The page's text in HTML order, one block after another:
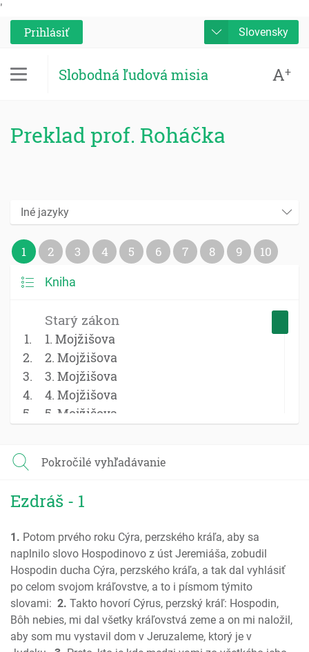
'
Prihlásiť
Slovensky
Slobodná ľudová misia A+
Preklad prof. Roháčka
Iné jazyky
1 2 3 4 5 6 7 8 9 10
Kniha
Starý zákon
1. Mojžišova
2. Mojžišova
3. Mojžišova
4. Mojžišova
5. Mojžišova
Rút
2 Samuel
2 Kniha kráľov
1 Kroník; Paralipomenon
2 Kroník; Paralipomenon
Ezdráš
Nehemiáš
Ester
Pokročilé vyhľadávanie
Ezdráš - 1
1. Potom prvého roku Cýra, perzského kráľa, aby sa
naplnilo slovo Hospodinovo z úst Jeremiáša, zobudil
Hospodin ducha Cýra, perzského kráľa, a tak dal vyhlásiť
po celom svojom kráľovstve, a to i písmom týmito
slovami: 2. Takto hovorí Cýrus, perzský kráľ: Hospodin,
Bôh nebies, mi dal všetky kráľovstvá zeme a on mi naložil,
aby som mu vystavil dom v Jeruzaleme, ktorý je v